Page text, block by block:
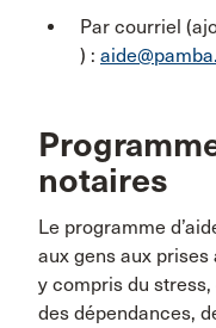
Par courriel
) :
notaires
Le programme
aux gens aux
y compris du stress,
des dépendances,